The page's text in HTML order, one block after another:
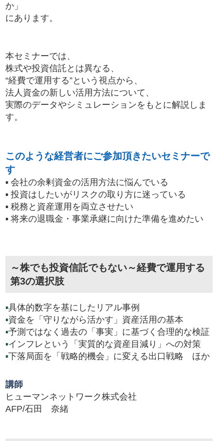
か」
にあります。
本セミナーでは、
株式や投資信託とは異なる、
“経費で運用する”という視点から、
法人資金の新しい活用方法について、
実際のデータやシミュレーションをもとに解説しま
す。
このような経営者にご参加頂きたいセミナーで
す
▪ 会社の余剰資金の活用方法に悩んでいる
▪ 投資はしたいがリスクの取り方に迷っている
▪ 税務と資産運用を両立させたい
▪ 将来の退職金・事業承継に向けた準備を進めたい
～株でも投資信託でもない～経費で運用する
第3の選択肢
▪具体的数字を基にしたリアル事例
▪資金を「守りながら活かす」資産活用の基本
▪予測ではなく過去の「事実」に基づく合理的な検証
▪インフレという「実質的な資産目減り」への対策
▪下落局面を「戦略的機会」に変える出口戦略 ほか
講師
ヒューマンネットワーク株式会社
AFP/石田 奈緒